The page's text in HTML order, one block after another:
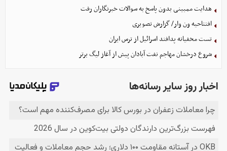
هدایت ممبینی بدون پاسخ به سوالات خبرنگاران رفت
افتتاحیه ون وار/ گزارش تصویری
تست مخفیانه پدافند اسرائیل از ترس ایران
شروع درخشان مهاجم نفت آبادان پیش از آغاز لیگ برتر